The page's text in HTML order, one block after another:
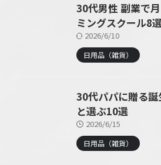
30代男性 副業で
ミングスクール8
2026/6/10
日用品（雑貨）
30代パパに贈る
と選ぶ10選
2026/6/15
日用品（雑貨）